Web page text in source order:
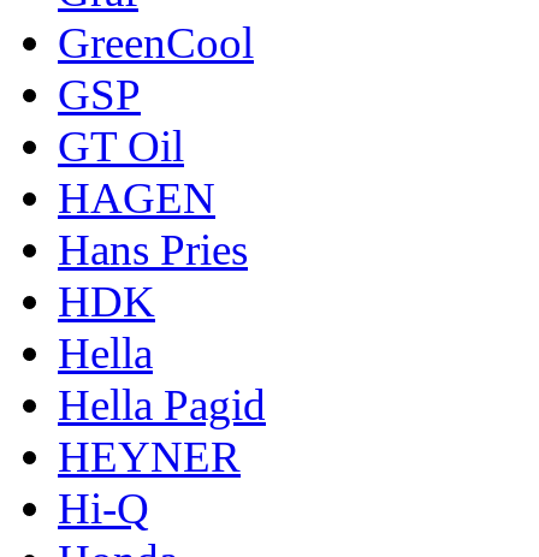
GreenCool
GSP
GT Oil
HAGEN
Hans Pries
HDK
Hella
Hella Pagid
HEYNER
Hi-Q